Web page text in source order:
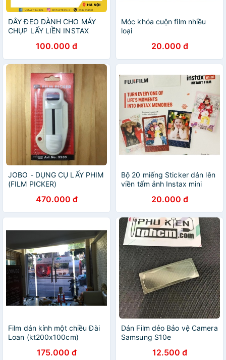
DÂY ĐEO DÀNH CHO MÁY
CHỤP LẤY LIỀN INSTAX
100.000 đ
Móc khóa cuộn film nhiều
loại
20.000 đ
JOBO - DỤNG CỤ LẤY PHIM
(FILM PICKER)
470.000 đ
Bộ 20 miếng Sticker dán lên
viền tấm ảnh Instax mini
20.000 đ
Film dán kính một chiều Đài
Loan (kt200x100cm)
175.000 đ
Dán Film dẻo Bảo vệ Camera
Samsung S10e
12.500 đ